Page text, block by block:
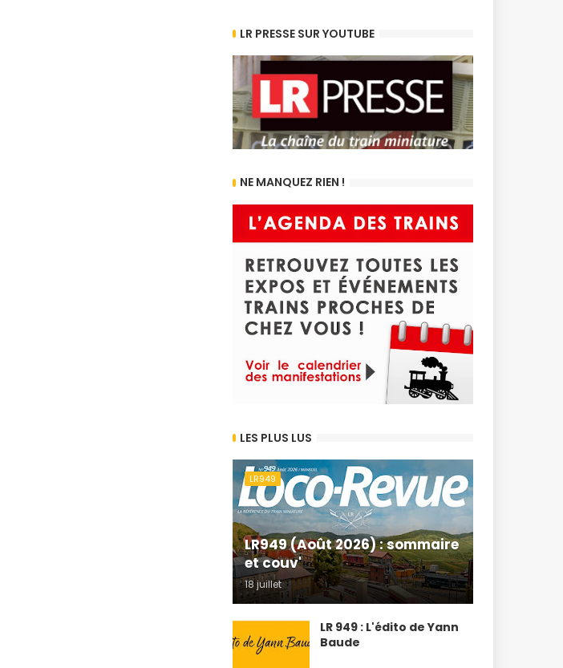
LR PRESSE SUR YOUTUBE
NE MANQUEZ RIEN !
LES PLUS LUS
LR949
LR949 (Août 2026) : sommaire
et couv'
18 juillet
LR 949 : L'édito de Yann
Baude